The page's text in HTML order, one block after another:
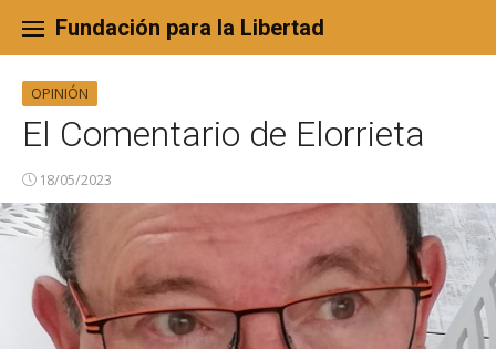
content
Fundación para la Libertad
OPINIÓN
El Comentario de Elorrieta
18/05/2023